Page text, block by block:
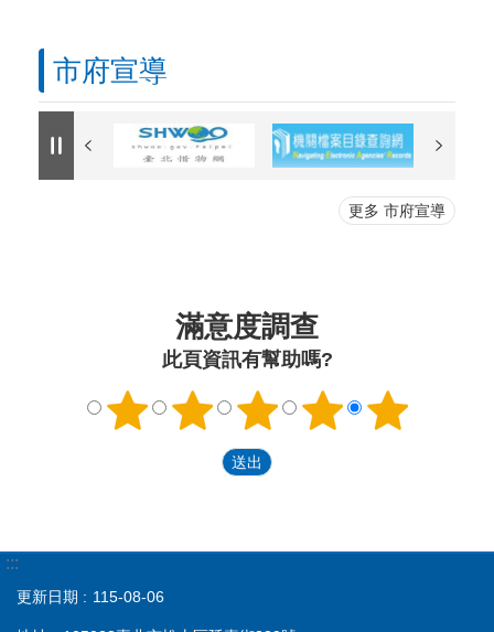
市府宣導
更多 市府宣導
滿意度調查
此頁資訊有幫助嗎?
:::
更新日期 115-08-06